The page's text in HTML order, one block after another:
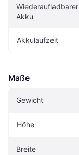
Wiederaufladbarer
Akku
Akkulaufzeit
Maße
Gewicht
Höhe
Breite